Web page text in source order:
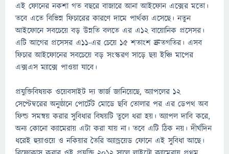
এই ফোনের নকশা গত বছরে বাজারে আনা আইফোন এক্সের মতো।
তবে এতে বিভিন্ন ফিচারের কারণে দামে পার্থক্য এসেছে। নতুন
আইফোনে সবচেয়ে বড় উন্নতি বলতে এর এ১২ বায়োনিক প্রসেসর।
এটি আগের প্রসেসর এ১১-এর চেয়ে ১৫ শতাংশ দ্রুতগতির। এসব
ফিচার আইফোনের সবচেয়ে বড় সংস্করণ সাড়ে ছয় ইঞ্চি মাপের
এক্সএস ম্যাক্সে পাওয়া যাবে।
প্রযুক্তিবিষয়ক ওয়েবসাইট দ্য ভার্জ জানিয়েছে, অ্যাপলের ১২
সেপ্টেম্বরের অনুষ্ঠানে পোর্টেট মোডে ছবি তোলার পর এর ডেপথ অব
ফিল্ড সমন্বয় করার সুবিধার বিষয়টি তুলে ধরা হয়। অ্যাপল দাবি করে,
অন্য কোনো ক্যামেরায় এটা করা যায় না। তবে এটি ঠিক নয়। দীর্ঘদিন
ধরেই হুয়াওয়ে ও নকিয়ার তৈরি অ্যান্ড্রয়েড ফোনে এই সুবিধা আছে।